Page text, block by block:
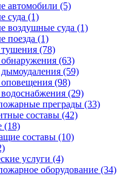
автомобили (5)
суда (1)
воздушные суда (1)
поезда (1)
(78)
(63)
(59)
(98)
(29)
преграды (33)
составы (42)
(18)
составы (10)
услуги (4)
оборудование (34)